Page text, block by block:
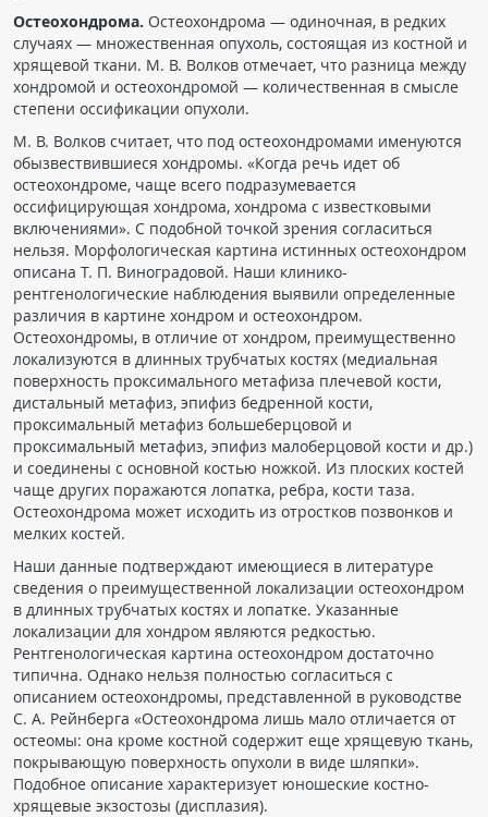
КНИЖНЫЙ МАГАЗИН
ПАЦИЕНТАМ
Где пройти обследование
Компьютерная томография (КТ)
Магнитно-резонансная томография (МРТ)
Спросить врача
ПОМОЩЬ
Остеохондрома. Остеохондрома — одиночная, в редких
случаях — множественная опухоль, состоящая из костной и
хрящевой ткани. М. В. Волков отмечает, что разница между
хондромой и остеохондромой — количественная в смысле
степени оссификации опухоли.
М. В. Волков считает, что под остеохондромами именуются
обызвествившиеся хондромы. «Когда речь идет об
остеохондроме, чаще всего подразумевается
оссифицирующая хондрома, хондрома с известковыми
включениями». С подобной точкой зрения согласиться
нельзя. Морфологическая картина истинных остеохондром
описана Т. П. Виноградовой. Наши клинико-
рентгенологические наблюдения выявили определенные
различия в картине хондром и остеохондром.
Остеохондромы, в отличие от хондром, преимущественно
локализуются в длинных трубчатых костях (медиальная
поверхность проксимального метафиза плечевой кости,
дистальный метафиз, эпифиз бедренной кости,
проксимальный метафиз большеберцовой и
проксимальный метафиз, эпифиз малоберцовой кости и др.)
и соединены с основной костью ножкой. Из плоских костей
чаще других поражаются лопатка, ребра, кости таза.
Остеохондрома может исходить из отростков позвонков и
мелких костей.
Наши данные подтверждают имеющиеся в литературе
сведения о преимущественной локализации остеохондром
в длинных трубчатых костях и лопатке. Указанные
локализации для хондром являются редкостью.
Рентгенологическая картина остеохондром достаточно
типична. Однако нельзя полностью согласиться с
описанием остеохондромы, представленной в руководстве
С. А. Рейнберга «Остеохондрома лишь мало отличается от
остеомы: она кроме костной содержит еще хрящевую ткань,
покрывающую поверхность опухоли в виде шляпки».
Подобное описание характеризует юношеские костно-
хрящевые экзостозы (дисплазия).